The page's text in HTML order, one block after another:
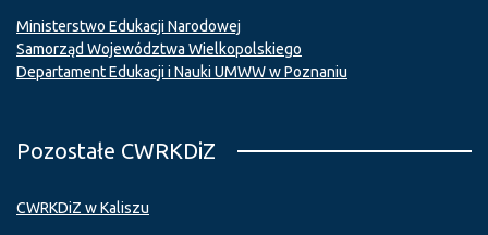
Ministerstwo Edukacji Narodowej
Samorząd Województwa Wielkopolskiego
Departament Edukacji i Nauki UMWW w Poznaniu
Pozostałe CWRKDiZ
CWRKDiZ w Kaliszu